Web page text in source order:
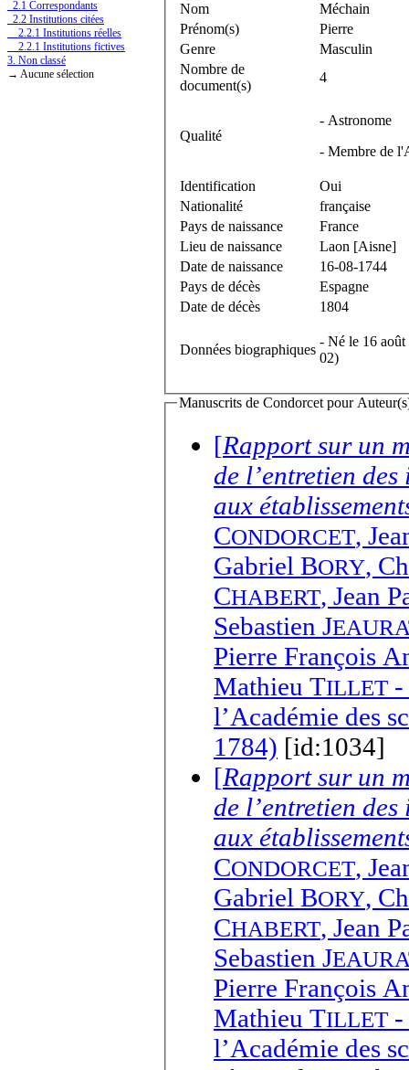
2.1 Correspondants
2.2 Institutions citées
2.2.1 Institutions réelles
2.2.1 Institutions fictives
3. Non classé
→ Aucune sélection
Nom
Méchain
Prénom(s)
Pierre
Genre
Masculin
Nombre de
document(s)
4
Qualité
- Astronome
- Membre de
Identification
Oui
Nationalité
française
Pays de naissance
France
Lieu de naissance
Laon [Aisne]
Date de naissance
16-08-1744
Pays de décès
Espagne
Date de décès
1804
Données biographiques
- Né le 16
02)
Manuscrits de Condorcet pour
[Rapport sur un
de l’entretien
aux
CONDORCET,
Gabriel BORY,
CHABERT, Jean
Sebastien J
Pierre François
Mathieu TILLET -
l’Académie des
1784) [id:1034]
[Rapport sur un
de l’entretien
aux
CONDORCET,
Gabriel BORY,
CHABERT, Jean
Sebastien J
Pierre François
Mathieu TILLET -
l’Académie des